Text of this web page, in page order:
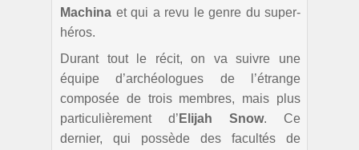
Machina et qui a revu le genre du super-
héros.
Durant tout le récit, on va suivre une
équipe d’archéologues de l’étrange
composée de trois membres, mais plus
particulièrement d’ Elijah Snow. Ce
dernier, qui possède des facultés de